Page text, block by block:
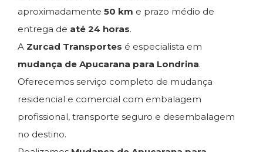
aproximadamente 50 km e prazo médio de
entrega de até 24 horas.
A Zurcad Transportes é especialista em
mudança de Apucarana para Londrina.
Oferecemos serviço completo de mudança
residencial e comercial com embalagem
profissional, transporte seguro e desembalagem
no destino.